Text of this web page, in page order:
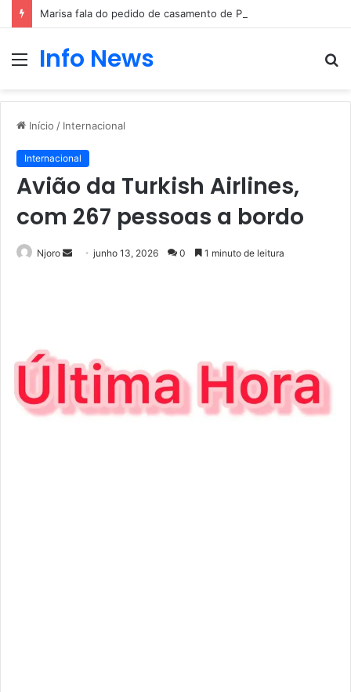
Marisa fala do pedido de casamento de Pedro Jorge
Menu
Info News
Início / Internacional
Internacional
Avião da Turkish Airlines,
com 267 pessoas a bordo
Njoro
Mandejunho 13, 2026 0 1 minuto de leitura